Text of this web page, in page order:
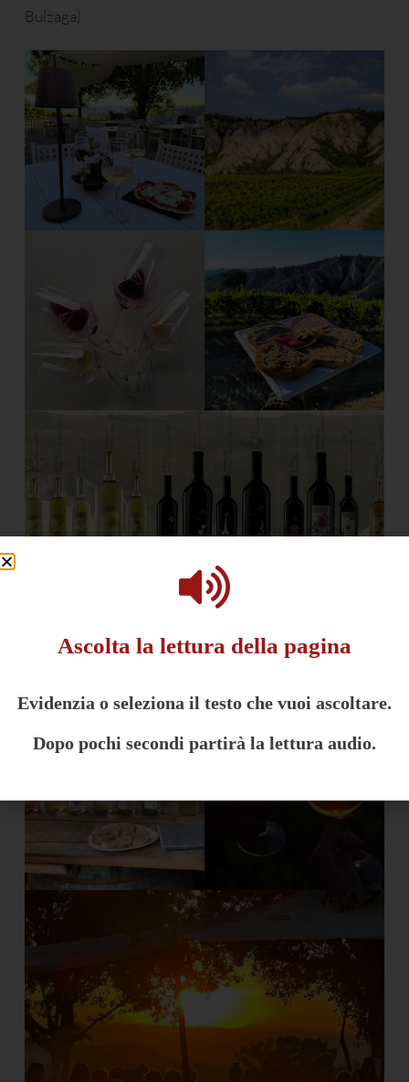
Bulzaga)
Ascolta la lettura della pagina
Evidenzia o seleziona il testo che vuoi ascoltare.
Dopo pochi secondi partirà la lettura audio.